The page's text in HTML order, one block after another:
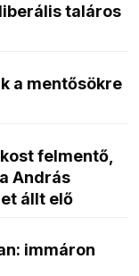
taláros
a mentősökre
felmentő,
András
állt elő
immáron